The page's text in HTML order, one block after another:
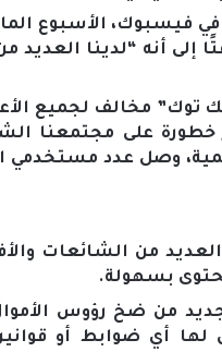
فيسبوك، الأسبوع
إلى أنه “لدينا العديد
توك” مخالف لجميع
خطورة على مجتمعنا
من الشائعات
بسهولة.
من ضخ رؤوس
أي ضوابط أو